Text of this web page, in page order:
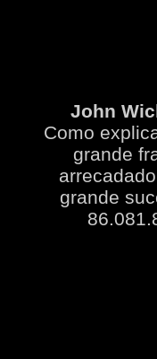
John
Como
grande
grande